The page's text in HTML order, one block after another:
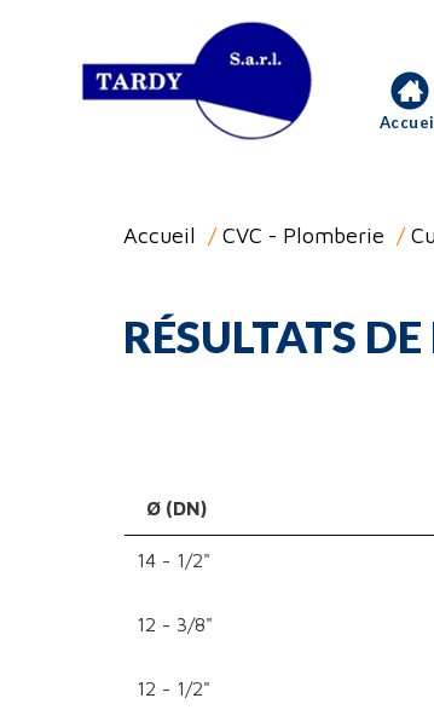
Accueil /CVC - Plomberie /
RÉSULTATS
Ø (DN)
14 - 1/2"
12 - 3/8"
12 - 1/2"